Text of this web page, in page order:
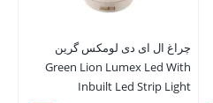
چراغ ال ای دی لومکس گرین
Green Lion Lumex Led With
Inbuilt Led Strip Light